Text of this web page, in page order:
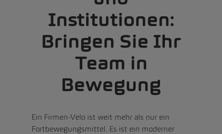
Institutionen:
Bringen Sie Ihr
Team in
Bewegung
Ein Firmen-Velo ist weit mehr als nur ein
Fortbewegungsmittel. Es ist ein moderner